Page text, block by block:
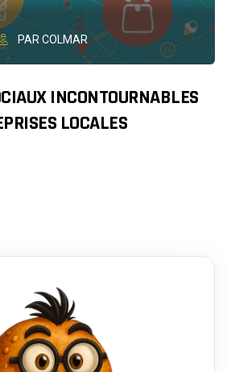
PAR COLMAR
INCONTOURNABLES
LOCALES